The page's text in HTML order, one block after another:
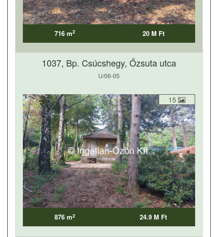
716 m2 20 M Ft
1037, Bp. Csúcshegy, Őzsuta utca
U/06-05
15
876 m2 24.9 M Ft